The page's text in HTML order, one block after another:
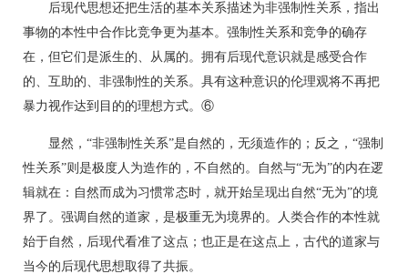
后现代思想还把生活的基本关系描述为非强制性关系，指出
事物的本性中合作比竞争更为基本。强制性关系和竞争的确存
在，但它们是派生的、从属的。拥有后现代意识就是感受合作
的、互助的、非强制性的关系。具有这种意识的伦理观将不再把
暴力视作达到目的的理想方式。⑥
显然，“非强制性关系”是自然的，无须造作的；反之，“强制
性关系”则是极度人为造作的，不自然的。自然与“无为”的内在逻
辑就在：自然而成为习惯常态时，就开始呈现出自然“无为”的境
界了。强调自然的道家，是极重无为境界的。人类合作的本性就
始于自然，后现代看准了这点；也正是在这点上，古代的道家与
当今的后现代思想取得了共振。